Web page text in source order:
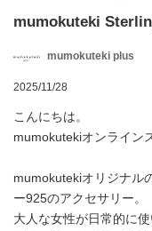
mumokuteki
mumokuteki plus
2025/11/28
こんにちは。
mumokutekiオンライン
mumokutekiオリジナル
ー925のアクセサリー。
大人な女性が日常的に